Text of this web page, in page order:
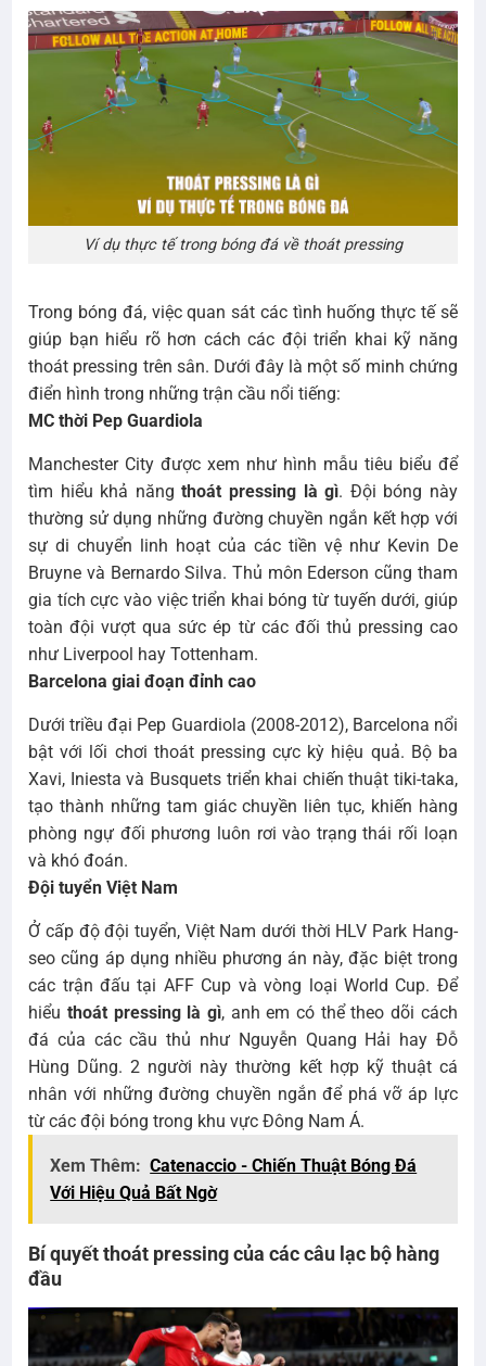
Ví dụ thực tế trong bóng đá về thoát pressing
Trong bóng đá, việc quan sát các tình huống thực tế sẽ
giúp bạn hiểu rõ hơn cách các đội triển khai kỹ năng
thoát pressing trên sân. Dưới đây là một số minh chứng
điển hình trong những trận cầu nổi tiếng:
MC thời Pep Guardiola
Manchester City được xem như hình mẫu tiêu biểu để
tìm hiểu khả năngthoát pressing là gì. Đội bóng này
thường sử dụng những đường chuyền ngắn kết hợp với
sự di chuyển linh hoạt của các tiền vệ như Kevin De
Bruyne và Bernardo Silva. Thủ môn Ederson cũng tham
gia tích cực vào việc triển khai bóng từ tuyến dưới, giúp
toàn đội vượt qua sức ép từ các đối thủ pressing cao
như Liverpool hay Tottenham.
Barcelona giai đoạn đỉnh cao
Dưới triều đại Pep Guardiola (2008-2012), Barcelona nổi
bật với lối chơi thoát pressing cực kỳ hiệu quả. Bộ ba
Xavi, Iniesta và Busquets triển khai chiến thuật tiki-taka,
tạo thành những tam giác chuyền liên tục, khiến hàng
phòng ngự đối phương luôn rơi vào trạng thái rối loạn
và khó đoán.
Đội tuyển Việt Nam
Ở cấp độ đội tuyển, Việt Nam dưới thời HLV Park Hang-
seo cũng áp dụng nhiều phương án này, đặc biệt trong
các trận đấu tại AFF Cup và vòng loại World Cup. Để
hiểu thoát pressing là gì, anh em có thể theo dõi cách
đá của các cầu thủ như Nguyễn Quang Hải hay Đỗ
Hùng Dũng. 2 người này thường kết hợp kỹ thuật cá
nhân với những đường chuyền ngắn để phá vỡ áp lực
từ các đội bóng trong khu vực Đông Nam Á.
Xem Thêm: Catenaccio - Chiến Thuật Bóng Đá
Với Hiệu Quả Bất Ngờ
Bí quyết thoát pressing của các câu lạc bộ hàng
đầu